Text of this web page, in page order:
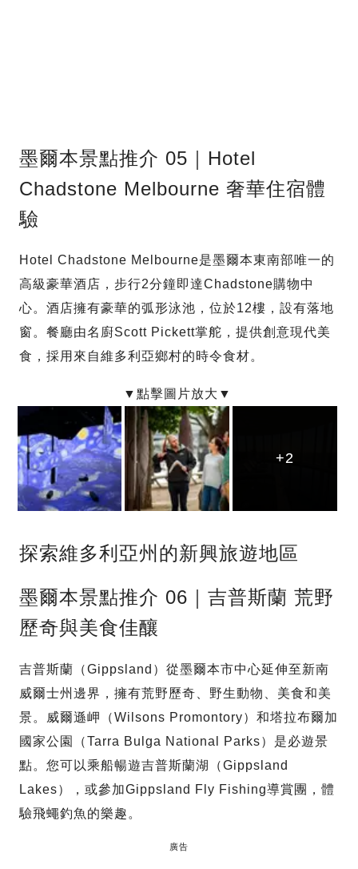
墨爾本景點推介 05｜Hotel
Chadstone Melbourne 奢華住宿體
驗
Hotel Chadstone Melbourne是墨爾本東南部唯一的
高級豪華酒店，步行2分鐘即達Chadstone購物中
心。酒店擁有豪華的弧形泳池，位於12樓，設有落地
窗。餐廳由名廚Scott Pickett掌舵，提供創意現代美
食，採用來自維多利亞鄉村的時令食材。
+2
+2
+2
探索維多利亞州的新興旅遊地區
墨爾本景點推介 06｜吉普斯蘭 荒野
歷奇與美食佳釀
吉普斯蘭（Gippsland）從墨爾本市中心延伸至新南
威爾士州邊界，擁有荒野歷奇、野生動物、美食和美
景。威爾遜岬（Wilsons Promontory）和塔拉布爾加
國家公園（Tarra Bulga National Parks）是必遊景
點。您可以乘船暢遊吉普斯蘭湖（Gippsland
Lakes），或參加Gippsland Fly Fishing導賞團，體
驗飛蠅釣魚的樂趣。
廣告